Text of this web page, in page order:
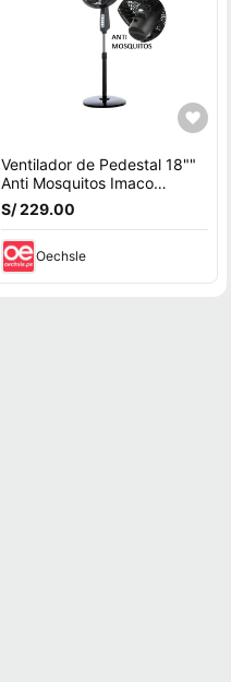
Ventilador de Pedestal 18""
Anti Mosquitos Imaco
FSM7518MK 85W
S/ 229.00
Oechsle